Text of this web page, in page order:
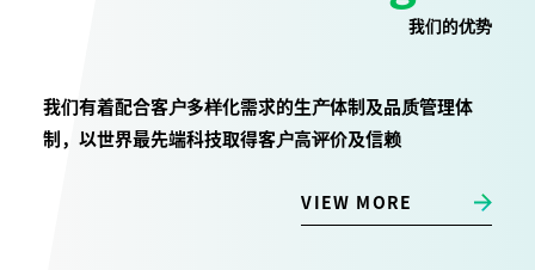
我们的优势
我们有着配合客户多样化需求的生产体制及品质管理体
制，以世界最先端科技取得客户高评价及信赖
VIEW MORE